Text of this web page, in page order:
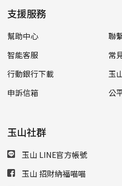
支援服務
幫助中心
聯
智能客服
常
行動銀行下載
玉
申訴信箱
公
玉山社群
玉山 LINE官方帳號
玉山 招財納福喵喵